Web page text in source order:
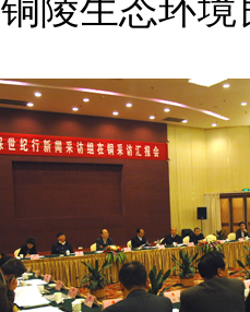
铜陵生态环境